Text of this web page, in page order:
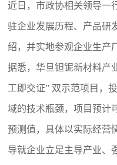
近日，市政协相关领导一
驻企业发展历程、产品研
绍，并实地参观企业生产
据悉，华旦钽铌新材料产
工即交证” 双示范项目，
域的技术瓶颈，项目预计
预测值，具体以实际经营
导就企业立足主导产业、